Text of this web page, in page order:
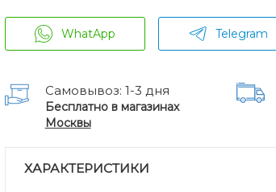
WhatApp Telegram
Самовывоз: 1-3 дня
Бесплатно в магазинах
Москвы
ХАРАКТЕРИСТИКИ